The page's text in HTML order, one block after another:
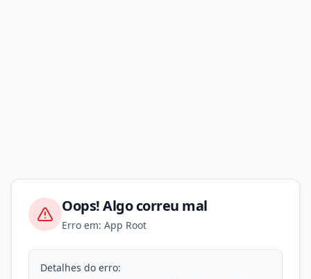
Oops! Algo correu mal
Erro em: App Root
Detalhes do erro: